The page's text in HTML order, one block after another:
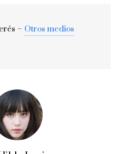
– Otros medios